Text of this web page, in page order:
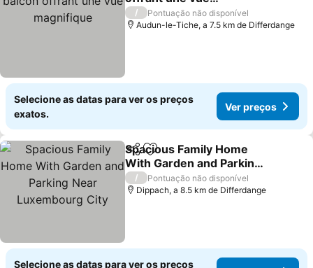
magnifique
Ver preços
/
Pontuação não disponível
Audun-le-Tiche, a 7.5 km de Differdange
Selecione as datas para ver os preços
exatos.
Ver preços
PartilharAdicionar aos favoritos
Spacious Family Home
With Garden and Parking
Near Luxembourg City
Ver preços
/
Pontuação não disponível
Dippach, a 8.5 km de Differdange
Selecione as datas para ver os preços